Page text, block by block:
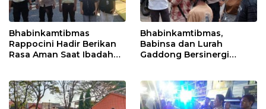
Bhabinkamtibmas
Rappocini Hadir Berikan
Rasa Aman Saat Ibadah
Bhabinkamtibmas,
Babinsa dan Lurah
Gaddong Bersinergi